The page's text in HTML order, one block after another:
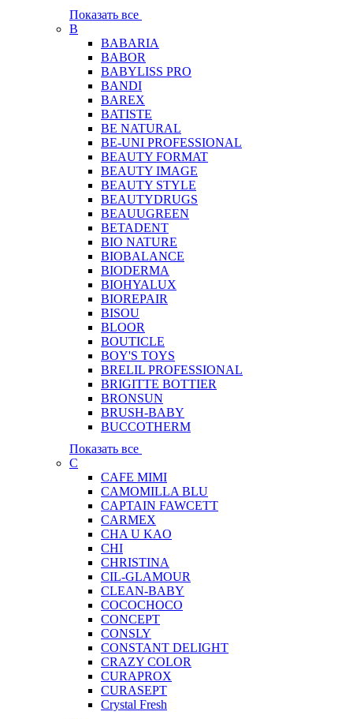
Показать все
B
BABARIA
BABOR
BABYLISS PRO
BANDI
BAREX
BATISTE
BE NATURAL
BE-UNI PROFESSIONAL
BEAUTY FORMAT
BEAUTY IMAGE
BEAUTY STYLE
BEAUTYDRUGS
BEAUUGREEN
BETADENT
BIO NATURE
BIOBALANCE
BIODERMA
BIOHYALUX
BIOREPAIR
BISOU
BLOOR
BOUTICLE
BOY'S TOYS
BRELIL PROFESSIONAL
BRIGITTE BOTTIER
BRONSUN
BRUSH-BABY
BUCCOTHERM
Показать все
C
CAFE MIMI
CAMOMILLA BLU
CAPTAIN FAWCETT
CARMEX
CHA U KAO
CHI
CHRISTINA
CIL-GLAMOUR
CLEAN-BABY
COCOCHOCO
CONCEPT
CONSLY
CONSTANT DELIGHT
CRAZY COLOR
CURAPROX
CURASEPT
Crystal Fresh